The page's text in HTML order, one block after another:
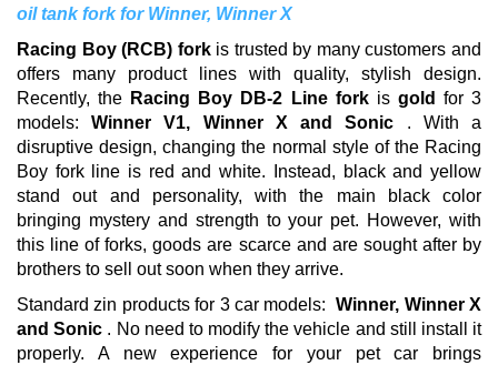
oil tank fork for Winner, Winner X
Racing Boy (RCB) forkis trusted by many customers and
offers many product lines with quality, stylish design.
Recently, the Racing Boy DB-2 Line forkis gold for 3
models:Winner V1, Winner X and Sonic . With a
disruptive design, changing the normal style of the Racing
Boy fork line is red and white.
Instead, black and yellow
stand out and personality, with the main black color
bringing mystery and strength to your pet. However, with
this line of forks, goods are scarce and are sought after by
brothers to sell out soon when they arrive.
Standard zin products for 3 car models:Winner, Winner X
and Sonic . No need to modify the vehicle and still install it
properly. A new experience for your pet car brings